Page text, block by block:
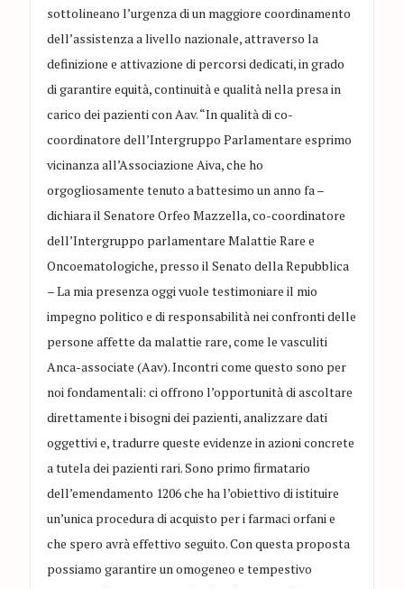
sottolineano l’urgenza di un maggiore coordinamento
dell’assistenza a livello nazionale, attraverso la
definizione e attivazione di percorsi dedicati, in grado
di garantire equità, continuità e qualità nella presa in
carico dei pazienti con Aav. “In qualità di co-
coordinatore dell’Intergruppo Parlamentare esprimo
vicinanza all’Associazione Aiva, che ho
orgogliosamente tenuto a battesimo un anno fa –
dichiara il Senatore Orfeo Mazzella, co-coordinatore
dell’Intergruppo parlamentare Malattie Rare e
Oncoematologiche, presso il Senato della Repubblica
– La mia presenza oggi vuole testimoniare il mio
impegno politico e di responsabilità nei confronti delle
persone affette da malattie rare, come le vasculiti
Anca-associate (Aav). Incontri come questo sono per
noi fondamentali: ci offrono l’opportunità di ascoltare
direttamente i bisogni dei pazienti, analizzare dati
oggettivi e, tradurre queste evidenze in azioni concrete
a tutela dei pazienti rari. Sono primo firmatario
dell’emendamento 1206 che ha l’obiettivo di istituire
un’unica procedura di acquisto per i farmaci orfani e
che spero avrà effettivo seguito. Con questa proposta
possiamo garantire un omogeneo e tempestivo